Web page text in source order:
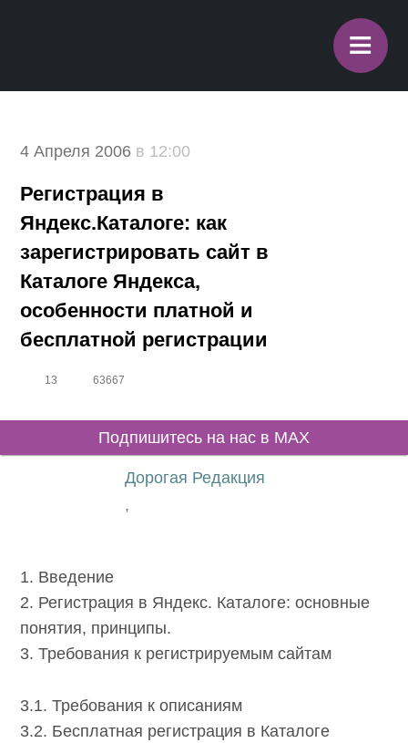
≡
4 Апреля 2006 в 12:00
Регистрация в
Яндекс.Каталоге: как
зарегистрировать сайт в
Каталоге Яндекса,
особенности платной и
бесплатной регистрации
13 63667
Подпишитесь на нас в MAX
Дорогая Редакция
,
1. Введение
2. Регистрация в Яндекс. Каталоге: основные
понятия, принципы.
3. Требования к регистрируемым сайтам
3.1. Требования к описаниям
3.2. Бесплатная регистрация в Каталоге